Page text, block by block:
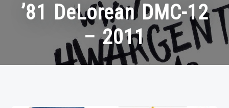
’81 DeLorean DMC-12
– 2011